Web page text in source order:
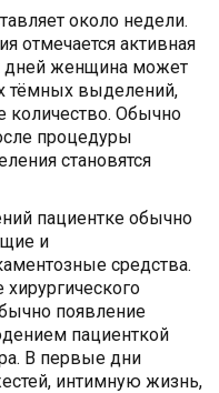
около недели.
отмечается активная
дней женщина может
тёмных выделений,
количество. Обычно
процедуры
становятся
пациентке обычно
и
средства.
появление
пациенткой
В первые дни
интимную жизнь,